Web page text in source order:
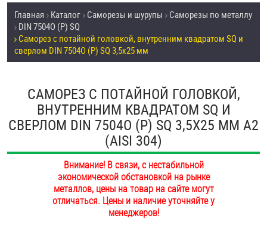
УСЛУГИ
СКИДКИ
ПОКУПАТЕЛЯМ
ОПЛАТА И ДОСТАВКА
Товары со скидкой
Анкеры
Антивандальный крепёж, инструмент
Болты и винты
Втулки
Гайки
Дюбели
Дюймовый крепёж
Главная Каталог Саморезы и шурупы
Саморезы по металлу
DIN 7504О (Р) SQ
Саморез с потайной головкой, внутренним квадратом SQ и
сверлом DIN 7504О (Р) SQ 3,5х25 мм
САМОРЕЗ С ПОТАЙНОЙ ГОЛОВКОЙ,
ВНУТРЕННИМ КВАДРАТОМ SQ И
СВЕРЛОМ DIN 7504О (Р) SQ 3,5Х25 ММ А2
(AISI 304)
Внимание! В связи, с нестабильной
экономической обстановкой на рынке
металлов, цены на товар на сайте могут
отличаться. Цены и наличие уточняйте у
менеджеров!